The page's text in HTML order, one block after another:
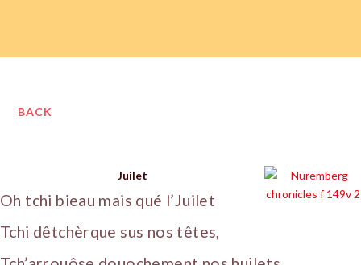
BACK
Juilet
Oh tchi bieau mais qué l’Juilet
Tchi dêtchèrque sus nos têtes,